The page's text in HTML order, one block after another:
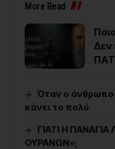
More Read
Δεν
Όταν ο
κάνει το πολύ.
ΓΙΑΤΙ Η
ΟΥΡΑΝΩΝ»;